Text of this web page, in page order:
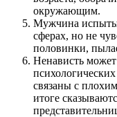
окружающим.
Мужчина
сферах, но не
половинки,
Ненависть может
связаны с
итоге